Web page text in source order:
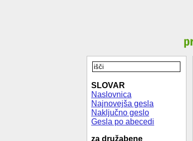
SLOVAR
Naslovnica
Najnovejša gesla
Naključno geslo
Gesla po abecedi
za družabene